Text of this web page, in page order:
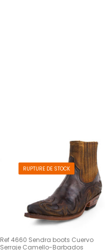
RUPTURE DE STOCK
Ref 4660 Sendra boots Cuervo
Serraje Camello-Barbados